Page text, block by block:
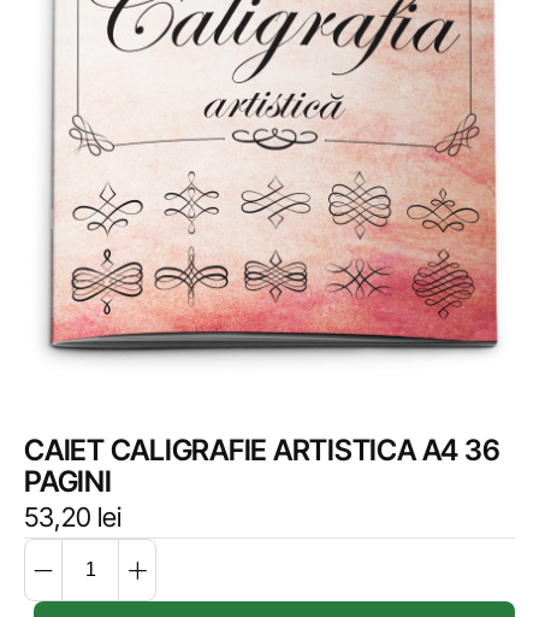
CAIET CALIGRAFIE ARTISTICA A4 36
PAGINI
53,20 lei